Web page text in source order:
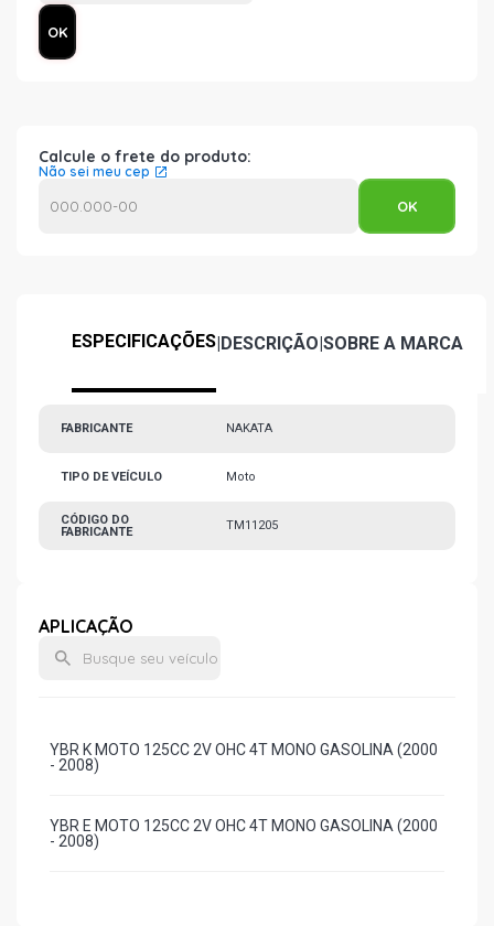
Calcule o frete do produto:
Não sei meu cep
ESPECIFICAÇÕES|DESCRIÇÃO|SOBRE A MARCA
FABRICANTE NAKATA
TIPO DE VEÍCULO Moto
CÓDIGO DO
FABRICANTE
TM11205
APLICAÇÃO
YBR K MOTO 125CC 2V OHC 4T MONO GASOLINA (2000
- 2008)
YBR E MOTO 125CC 2V OHC 4T MONO GASOLINA (2000
- 2008)